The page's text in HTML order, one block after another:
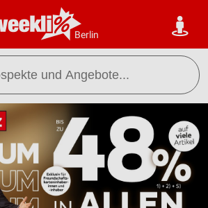
Berlin